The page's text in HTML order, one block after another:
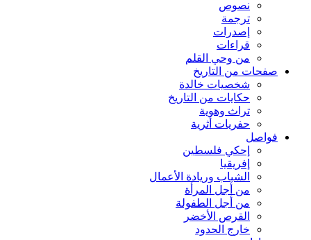
نصوص
ترجمة
إصدرات
قراءات
من وحي القلم
صفحات من التاريخ
شخصيات خالدة
حكايات من التاريخ
تراث وهوية
حفريات أثرية
فواصل
إحكي فلسطين
إفريقيا
الشباب وريادة الأعمال
من أجل المرأة
من أجل الطفولة
القرص الأخضر
خارج الحدود